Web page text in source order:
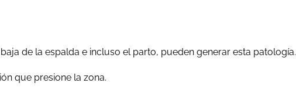
de la espalda e incluso el parto, pueden generar esta patología.
que presione la zona.